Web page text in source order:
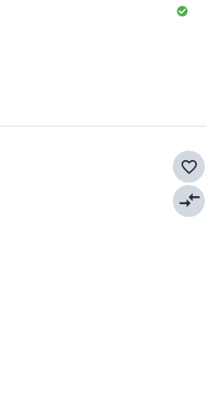
favorite_border
compare_arrows